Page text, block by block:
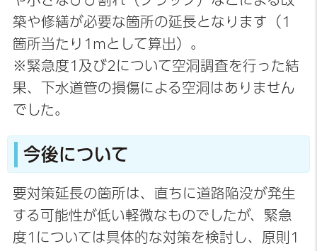
築や修繕が必要な箇所の延長となります（1
箇所当たり1mとして算出）。
※緊急度1及び2について空洞調査を行った結
果、下水道管の損傷による空洞はありません
でした。
今後について
要対策延長の箇所は、直ちに道路陥没が発生
する可能性が低い軽微なものでしたが、緊急
度1については具体的な対策を検討し、原則1